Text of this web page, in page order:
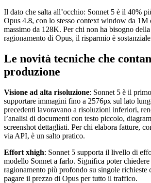
Il dato che salta all’occhio: Sonnet 5 è il 40%
Opus 4.8, con lo stesso context window da 1M
massimo da 128K. Per chi non ha bisogno
ragionamento di Opus, il risparmio è
Le novità tecniche che
produzione
Visione ad alta risoluzione: Sonnet 5 è il
supportare immagini fino a 2576px sul lato
precedenti lavoravano a risoluzioni inferiori,
l’analisi di documenti con testo piccolo,
screenshot dettagliati. Per chi elabora fatture,
via API, è un salto pratico.
Effort xhigh: Sonnet 5 supporta il livello di
modello Sonnet a farlo. Significa poter
ragionamento più profondo su singole richieste
pagare il prezzo di Opus per tutto il traffico.